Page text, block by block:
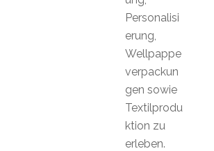
Personalisi
erung,
Wellpappe
verpackun
gen sowie
Textilprodu
ktion zu
erleben.